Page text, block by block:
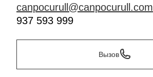
canpocurull@canpocurull.com
937 593 999
Вызов